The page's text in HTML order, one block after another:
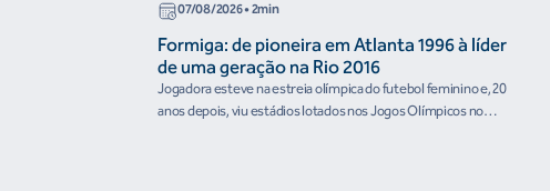
07/08/2026• 2min
Formiga: de pioneira em Atlanta 1996 à líder
de uma geração na Rio 2016
Jogadora esteve na estreia olímpica do futebol feminino e, 20
anos depois, viu estádios lotados nos Jogos Olímpicos no